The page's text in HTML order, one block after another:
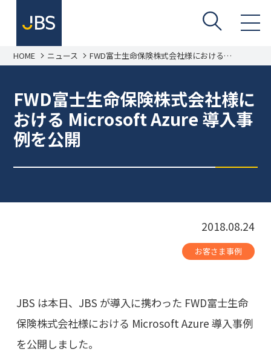
HOME ニュース FWD富士生命保険株式会社様における
Microsoft Azure 導入事例を公開
FWD富士生命保険株式会社様に
おける Microsoft Azure 導入事
例を公開
2018.08.24
お客さま事例
JBS は本日、JBS が導入に携わった FWD富士生命
保険株式会社様における Microsoft Azure 導入事例
を公開しました。